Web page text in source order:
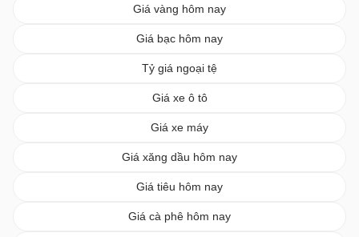
Giá vàng hôm nay
Giá bạc hôm nay
Tỷ giá ngoại tệ
Giá xe ô tô
Giá xe máy
Giá xăng dầu hôm nay
Giá tiêu hôm nay
Giá cà phê hôm nay